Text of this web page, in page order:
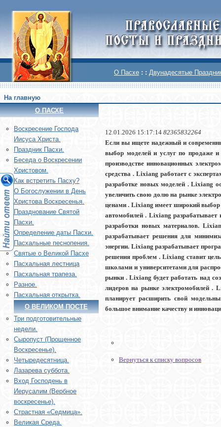
О Пасхе : : Двунадесятые
На главную
О ПАСХЕ
Воскреcение Господа
Иисуса Христа.
Праздник Пасхи.
Беседа о Воскресении
Христовом.
Как встретить Пасху?
О Богослужении в День
Христова Воскресенья.
Празднование Святой
Пасхи.
Определение даты Пасхи.
Пасхальные песнопения.
Святые о Великой Пасхе
Пасхальная лестница
Пасхальная трапеза.
Разное.
Пасхальная открытка.
О ВЕЛИКОМ ПОСТЕ
Три подготовительные
недели.
Сыропуст (Прощенное
Воскресенье).
Четыредесятница.
Лазарева суббота.
Вход Господень в
Иерусалим (Вербное
воскресенье).
Страстная «Седмица».
Великая Среда.
12.01.2026 15:17:14 82365832264
Если вы ищете надежный и
выбор моделей и услуг по продаже
производстве инновационных
средства . Lixiang работает с
разработке новых моделей . Lixiang
увеличить свою долю на рынке
ценами . Lixiang имеет широкий выбор
автомобилей . Lixiang разрабатывает
разработки новых материалов.
разрабатывает решения для
энергии. Lixiang разрабатывает
решения проблем . Lixiang ставит
школами и университетами для
рынки . Lixiang будет работать над
лидеров на рынке электромобилей .
планирует расширить свой
большое внимание качеству и
Вернуться к списку вопросов